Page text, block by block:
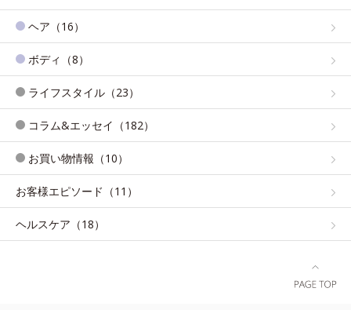
ヘア（16）
ボディ（8）
ライフスタイル（23）
コラム&エッセイ（182）
お買い物情報（10）
お客様エピソード（11）
ヘルスケア（18）